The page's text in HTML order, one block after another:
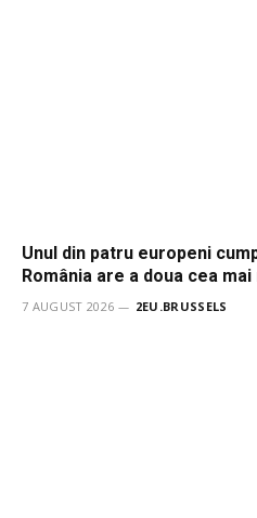
Unul din patru europeni
România are a doua cea
7 AUGUST 2026 2EU.BRUSSELS